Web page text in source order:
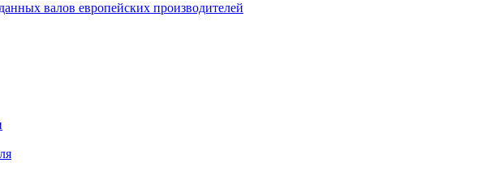
валов европейских производителей